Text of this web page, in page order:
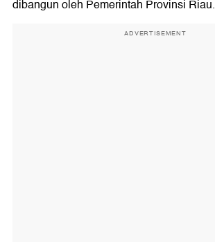
dibangun oleh Pemerintah Provinsi Riau.
ADVERTISEMENT